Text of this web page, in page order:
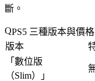
斷。
PS5 三種版本與價格
版本
「 數位版
（Slim）
」